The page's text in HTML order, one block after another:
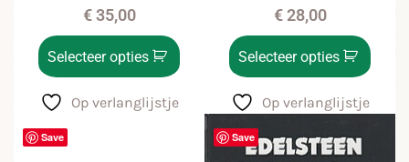
€35,00
Selecteer opties
Op verlanglijstje
€28,00
Selecteer opties
Op verlanglijstje
Save Save